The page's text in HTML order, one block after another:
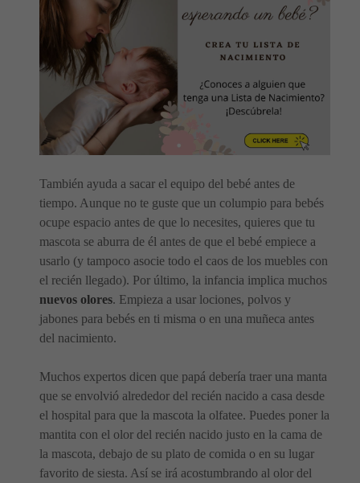
También ayuda a sacar el equipo del bebé antes de
tiempo. Aunque no te guste que un columpio para bebés
ocupe espacio antes de que lo necesites, quieres que tu
mascota se aburra de él antes de que el bebé empiece a
usarlo (y tampoco asocie todo el caos de los muebles con
el recién llegado). Por último, la infancia implica muchos
nuevos olores. Empieza a usar lociones, polvos y
jabones para bebés en ti misma o en una muñeca antes
del nacimiento.
Muchos expertos dicen que papá debería traer una manta
que se envolvió alrededor del recién nacido a casa desde
el hospital para que la mascota la olfatee. Puedes poner la
mantita con el olor del recién nacido justo en la cama de
la mascota, debajo de su plato de comida o en su lugar
favorito de siesta. Así se irá acostumbrando al olor del